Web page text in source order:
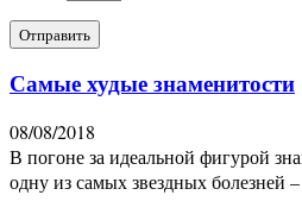
Самые худые знаменитости
08/08/2018
В погоне за идеальной фигурой
одну из самых звездных болезней